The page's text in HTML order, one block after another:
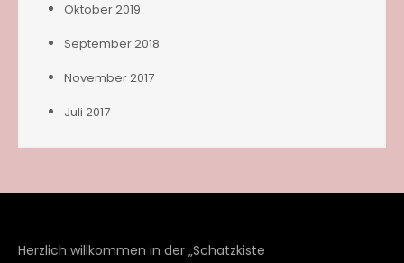
Oktober 2019
September 2018
November 2017
Juli 2017
Herzlich willkommen in der „Schatzkiste